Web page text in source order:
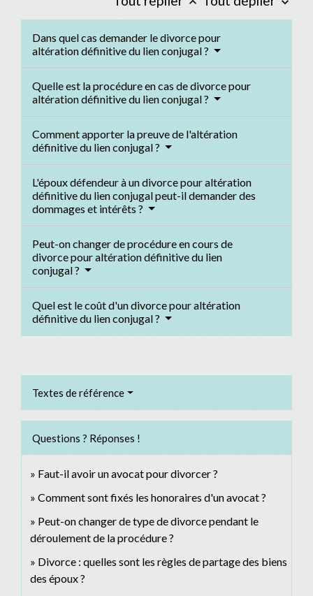
Dans quel cas demander le divorce pour
altération définitive du lien conjugal ?
Quelle est la procédure en cas de divorce pour
altération définitive du lien conjugal ?
Comment apporter la preuve de l'altération
définitive du lien conjugal ?
L'époux défendeur à un divorce pour altération
définitive du lien conjugal peut-il demander des
dommages et intérêts ?
Peut-on changer de procédure en cours de
divorce pour altération définitive du lien
conjugal ?
Quel est le coût d'un divorce pour altération
définitive du lien conjugal ?
Textes de référence
Questions ? Réponses !
Faut-il avoir un avocat pour divorcer ?
Comment sont fixés les honoraires d'un avocat ?
Peut-on changer de type de divorce pendant le
déroulement de la procédure ?
Divorce : quelles sont les règles de partage des biens
des époux ?